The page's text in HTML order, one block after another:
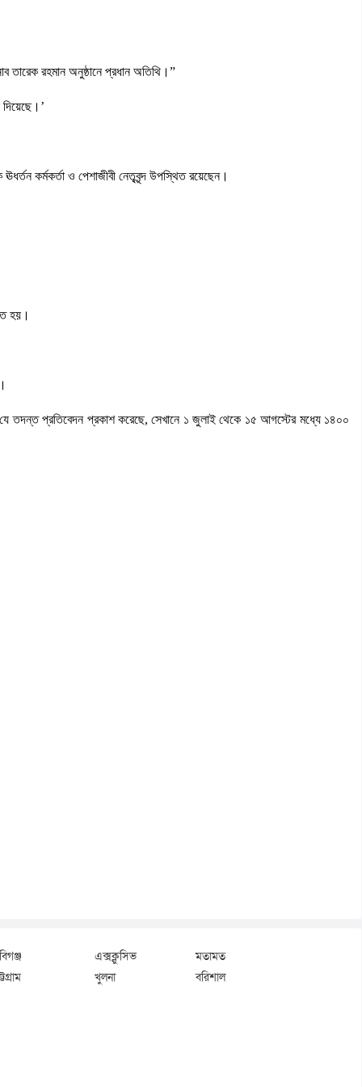
তারেক রহমান অনুষ্ঠানে প্রধান অতিথি।”
কর্মকর্তা ও পেশাজীবী নেতৃবৃন্দ উপস্থিত রয়েছেন।
হয়।
তদন্ত প্রতিবেদন প্রকাশ করেছে, সেখানে ১ জুলাই থেকে ১৫ আগস্টের মধ্যে ১৪০০
এক্সক্লুসিভ
মতামত
খুলনা বরিশাল